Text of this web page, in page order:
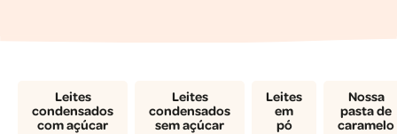
Leites
condensados
com açúcar
Leites
condensados
sem açúcar
Leites
em
pó
Nossa
pasta de
caramelo